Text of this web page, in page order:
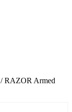
/ RAZOR Armed